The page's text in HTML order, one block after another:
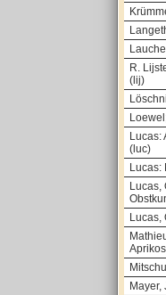
R.
(lij)
Lucas:
(luc)
Lucas:
Lucas,
Lucas,